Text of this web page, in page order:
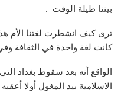
بيننا طيلة الوقت .
ترى كيف انشطرت لغتنا الأم
كانت لغة واحدة في الثقافة
الواقع أنه بعد سقوط بغداد
الاسلامية بيد المغول أولا